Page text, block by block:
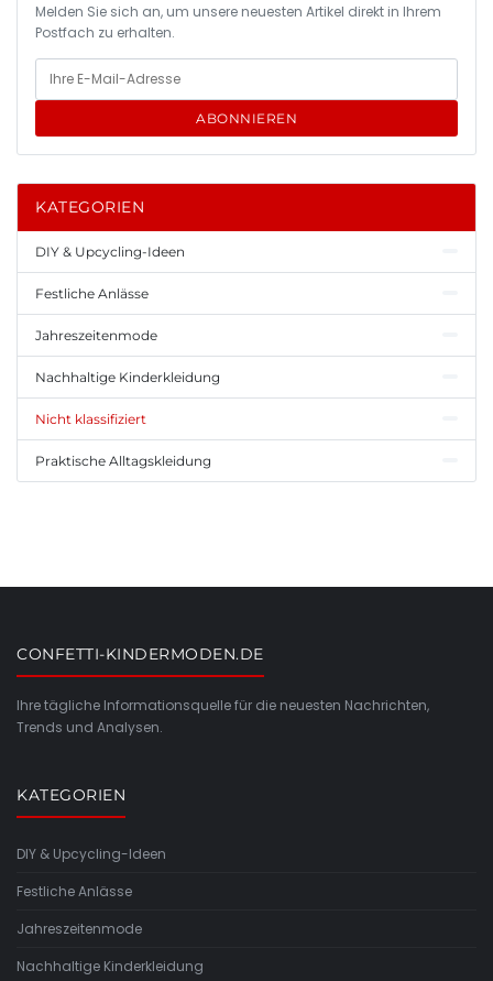
Melden Sie sich an, um unsere neuesten Artikel direkt in Ihrem
Postfach zu erhalten.
ABONNIEREN
KATEGORIEN
DIY & Upcycling-Ideen
Festliche Anlässe
Jahreszeitenmode
Nachhaltige Kinderkleidung
Nicht klassifiziert
Praktische Alltagskleidung
CONFETTI-KINDERMODEN.DE
Ihre tägliche Informationsquelle für die neuesten Nachrichten,
Trends und Analysen.
KATEGORIEN
DIY & Upcycling-Ideen
Festliche Anlässe
Jahreszeitenmode
Nachhaltige Kinderkleidung